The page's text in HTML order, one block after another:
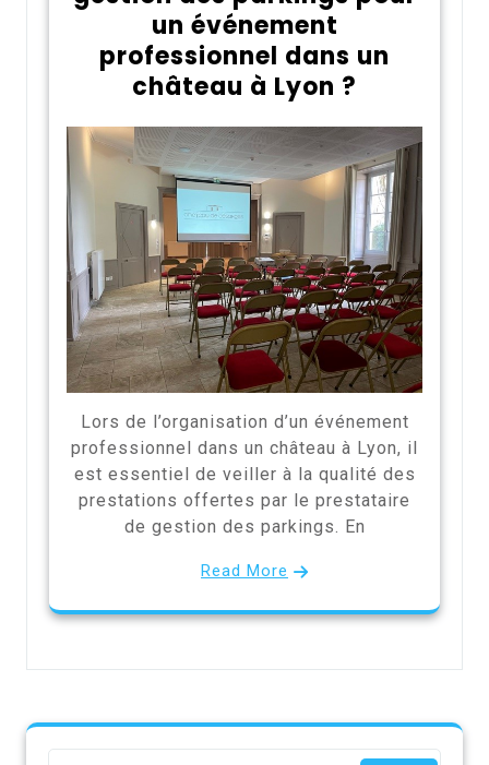
un événement
professionnel dans un
château à Lyon ?
Lors de l’organisation d’un événement
professionnel dans un château à Lyon, il
est essentiel de veiller à la qualité des
prestations offertes par le prestataire
de gestion des parkings. En
Read More